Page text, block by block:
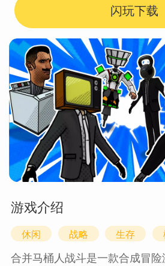
闪玩下载
游戏介绍
休闲 战略 生存
合并马桶人战斗是一款合成冒险